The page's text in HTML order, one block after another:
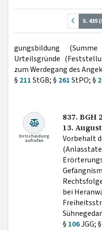
S. 435
gungsbildung
Urteilsgründe
zum Werdegang des
§ 211StGB; § 261StPO; §
Entscheidung
aufrufen
837. BGH
13.
Vorbehalt
bei
§ 106JGG; §